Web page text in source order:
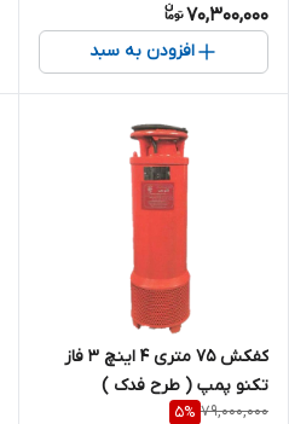
70,300,000
افزودن به سبد
کفکش 75 متری 4 اینچ 3 فاز
تکنو پمپ ( طرح فدک )
79,000,000
5%